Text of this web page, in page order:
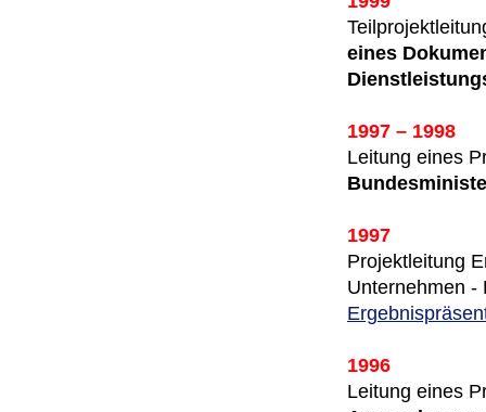
eines
1997 – 1998
Leitung eines
1997
Projektleitung
Unternehmen -
1996
Leitung eines